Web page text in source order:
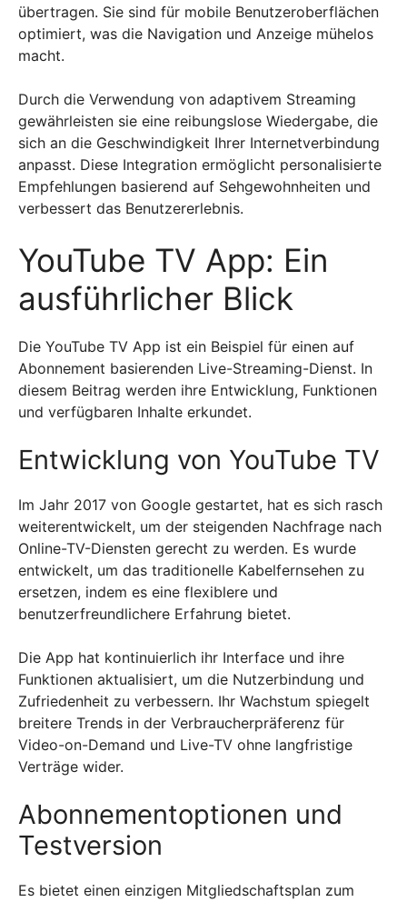
übertragen. Sie sind für mobile Benutzeroberflächen
optimiert, was die Navigation und Anzeige mühelos
macht.
Durch die Verwendung von adaptivem Streaming
gewährleisten sie eine reibungslose Wiedergabe, die
sich an die Geschwindigkeit Ihrer Internetverbindung
anpasst. Diese Integration ermöglicht personalisierte
Empfehlungen basierend auf Sehgewohnheiten und
verbessert das Benutzererlebnis.
YouTube TV App: Ein
ausführlicher Blick
Die YouTube TV App ist ein Beispiel für einen auf
Abonnement basierenden Live-Streaming-Dienst. In
diesem Beitrag werden ihre Entwicklung, Funktionen
und verfügbaren Inhalte erkundet.
Entwicklung von YouTube TV
Im Jahr 2017 von Google gestartet, hat es sich rasch
weiterentwickelt, um der steigenden Nachfrage nach
Online-TV-Diensten gerecht zu werden. Es wurde
entwickelt, um das traditionelle Kabelfernsehen zu
ersetzen, indem es eine flexiblere und
benutzerfreundlichere Erfahrung bietet.
Die App hat kontinuierlich ihr Interface und ihre
Funktionen aktualisiert, um die Nutzerbindung und
Zufriedenheit zu verbessern. Ihr Wachstum spiegelt
breitere Trends in der Verbraucherpräferenz für
Video-on-Demand und Live-TV ohne langfristige
Verträge wider.
Abonnementoptionen und
Testversion
Es bietet einen einzigen Mitgliedschaftsplan zum